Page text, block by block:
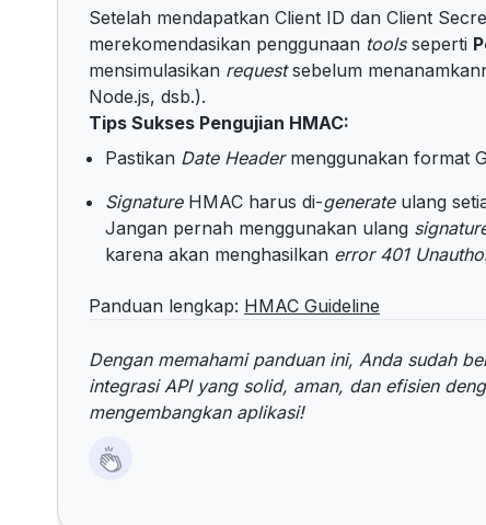
Setelah mendapatkan Client ID dan Client
merekomendasikan penggunaan toolsseperti
mensimulasikan requestsebelum
Node.js, dsb.).
Tips Sukses Pengujian HMAC:
Pastikan Date Headermenggunakan format
SignatureHMAC harus di-generateulang
Jangan pernah menggunakan ulang
karena akan menghasilkan error 401
Panduan lengkap: HMAC Guideline
Dengan memahami panduan ini, Anda sudah
integrasi API yang solid, aman, dan efisien
mengembangkan aplikasi!